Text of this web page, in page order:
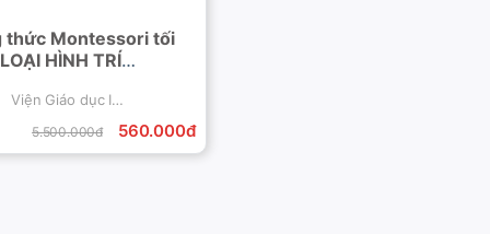
thức Montessori tối
HÌNH TRÍ
MINH cho trẻ
Viện Giáo dục IEDV
5.500.000đ 560.000đ